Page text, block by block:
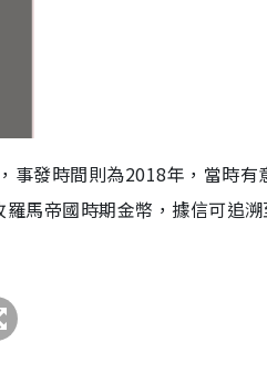
事發時間則為2018年，當時有
馬帝國時期金幣，據信可追